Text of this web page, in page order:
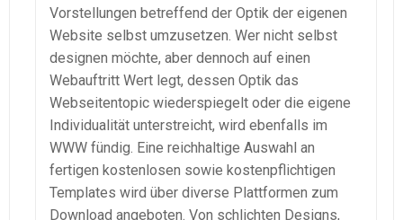
Vorstellungen betreffend der Optik der eigenen
Website selbst umzusetzen. Wer nicht selbst
designen möchte, aber dennoch auf einen
Webauftritt Wert legt, dessen Optik das
Webseitentopic wiederspiegelt oder die eigene
Individualität unterstreicht, wird ebenfalls im
WWW fündig. Eine reichhaltige Auswahl an
fertigen kostenlosen sowie kostenpflichtigen
Templates wird über diverse Plattformen zum
Download angeboten. Von schlichten Designs,